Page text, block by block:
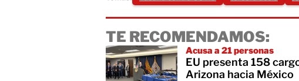
TE RECOMENDAMOS:
Acusa a 21 personas
EU presenta 158
Arizona hacia México